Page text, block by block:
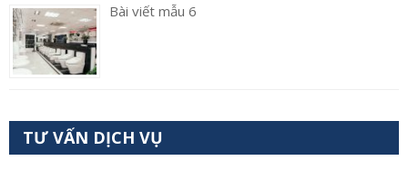
Bài viết mẫu 6
TƯ VẤN DỊCH VỤ